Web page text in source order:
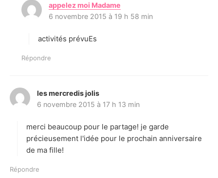
appelez moi Madame
i
6 novembre 2015 à 19 h 58 min
activités prévuEs
Répondre
les mercredis jolis
i
:
6 novembre 2015 à 17 h 13 min
merci beaucoup pour le partage! je garde
précieusement l'idée pour le prochain anniversaire
de ma fille!
Répondre